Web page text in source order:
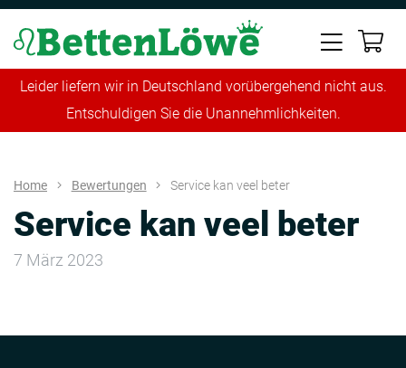
Leider liefern wir in Deutschland vorübergehend nicht aus.
Entschuldigen Sie die Unannehmlichkeiten.
Home Bewertungen Service kan veel beter
Service kan veel beter
7 März 2023